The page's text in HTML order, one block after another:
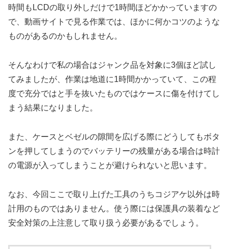
時間もLCDの取り外しだけで1時間ほどかかっていますの
で、動画サイトで見る作業では、ほかに何かコツのような
ものがあるのかもしれません。
そんなわけで私の場合はジャンク品を対象に3個ほど試し
てみましたが、作業は地道に1時間かかっていて、この程
度で充分ではと手を抜いたものではケースに傷を付けてし
まう結果になりました。
また、ケースとベゼルの隙間を広げる際にどうしてもボタ
ンを押してしまうのでバッテリーの残量がある場合は時計
の電源が入ってしまうことが避けられないと思います。
なお、今回ここで取り上げた工具のうちコジアケ以外は時
計用のものではありません。使う際には保護具の装着など
安全対策の上注意して取り扱う必要があるでしょう。